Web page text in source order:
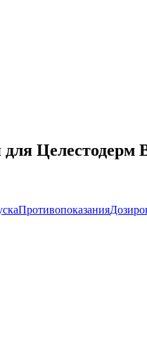
Целестодерм
Противопоказания